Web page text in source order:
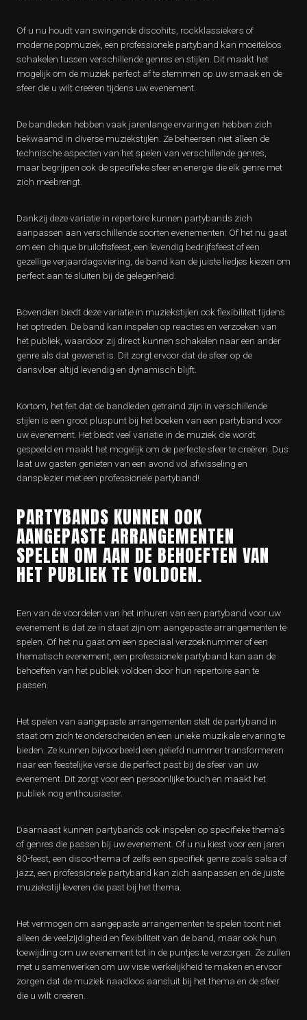
Of u nu houdt van swingende discohits, rockklassiekers of
moderne popmuziek, een professionele partyband kan moeiteloos
schakelen tussen verschillende genres en stijlen. Dit maakt het
mogelijk om de muziek perfect af te stemmen op uw smaak en de
sfeer die u wilt creëren tijdens uw evenement.
De bandleden hebben vaak jarenlange ervaring en hebben zich
bekwaamd in diverse muziekstijlen. Ze beheersen niet alleen de
technische aspecten van het spelen van verschillende genres,
maar begrijpen ook de specifieke sfeer en energie die elk genre met
zich meebrengt.
Dankzij deze variatie in repertoire kunnen partybands zich
aanpassen aan verschillende soorten evenementen. Of het nu gaat
om een chique bruiloftsfeest, een levendig bedrijfsfeest of een
gezellige verjaardagsviering, de band kan de juiste liedjes kiezen om
perfect aan te sluiten bij de gelegenheid.
Bovendien biedt deze variatie in muziekstijlen ook flexibiliteit tijdens
het optreden. De band kan inspelen op reacties en verzoeken van
het publiek, waardoor zij direct kunnen schakelen naar een ander
genre als dat gewenst is. Dit zorgt ervoor dat de sfeer op de
dansvloer altijd levendig en dynamisch blijft.
Kortom, het feit dat de bandleden getraind zijn in verschillende
stijlen is een groot pluspunt bij het boeken van een partyband voor
uw evenement. Het biedt veel variatie in de muziek die wordt
gespeeld en maakt het mogelijk om de perfecte sfeer te creëren. Dus
laat uw gasten genieten van een avond vol afwisseling en
dansplezier met een professionele partyband!
PARTYBANDS KUNNEN OOK
AANGEPASTE ARRANGEMENTEN
SPELEN OM AAN DE BEHOEFTEN VAN
HET PUBLIEK TE VOLDOEN.
Een van de voordelen van het inhuren van een partyband voor uw
evenement is dat ze in staat zijn om aangepaste arrangementen te
spelen. Of het nu gaat om een speciaal verzoeknummer of een
thematisch evenement, een professionele partyband kan aan de
behoeften van het publiek voldoen door hun repertoire aan te
passen.
Het spelen van aangepaste arrangementen stelt de partyband in
staat om zich te onderscheiden en een unieke muzikale ervaring te
bieden. Ze kunnen bijvoorbeeld een geliefd nummer transformeren
naar een feestelijke versie die perfect past bij de sfeer van uw
evenement. Dit zorgt voor een persoonlijke touch en maakt het
publiek nog enthousiaster.
Daarnaast kunnen partybands ook inspelen op specifieke thema’s
of genres die passen bij uw evenement. Of u nu kiest voor een jaren
80-feest, een disco-thema of zelfs een specifiek genre zoals salsa of
jazz, een professionele partyband kan zich aanpassen en de juiste
muziekstijl leveren die past bij het thema.
Het vermogen om aangepaste arrangementen te spelen toont niet
alleen de veelzijdigheid en flexibiliteit van de band, maar ook hun
toewijding om uw evenement tot in de puntjes te verzorgen. Ze zullen
met u samenwerken om uw visie werkelijkheid te maken en ervoor
zorgen dat de muziek naadloos aansluit bij het thema en de sfeer
die u wilt creëren.